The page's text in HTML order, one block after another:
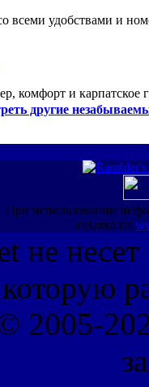
всеми удобствами и
комфорт и карпатское
другие
При использовании
ссылка на
не несет
2005-